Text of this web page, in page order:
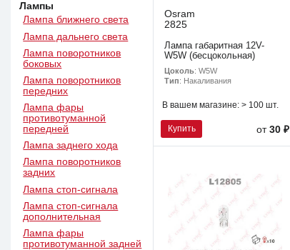
Лампы
Лампа ближнего света
Лампа дальнего света
Лампа поворотников
боковых
Лампа поворотников
передних
Лампа фары
противотуманной
передней
Лампа заднего хода
Лампа поворотников
задних
Лампа стоп-сигнала
Лампа стоп-сигнала
дополнительная
Лампа фары
противотуманной задней
Osram
2825
Лампа габаритная 12V-
W5W (бесцокольная)
Цоколь: W5W
Тип: Накаливания
В вашем магазине: > 100 шт.
Купить от30 ₽